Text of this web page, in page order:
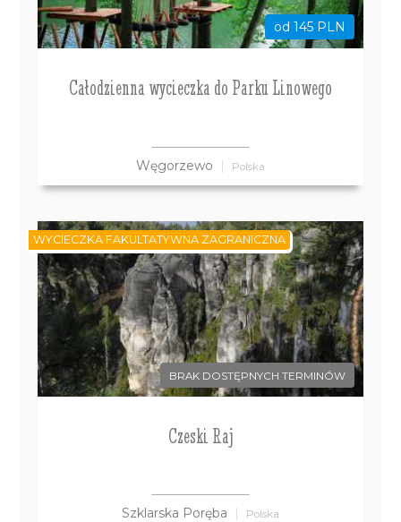
od 145 PLN
Całodzienna wycieczka do Parku Linowego
Węgorzewo Polska
BRAK DOSTĘPNYCH TERMINÓW
Czeski Raj
Szklarska Poręba Polska
WYCIECZKA FAKULTATYWNA ZAGRANICZNA